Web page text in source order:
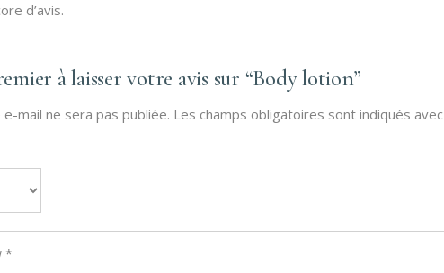
d’avis.
à laisser votre avis sur “Body lotion”
mail ne sera pas publiée. Les champs obligatoires sont indiqués avec